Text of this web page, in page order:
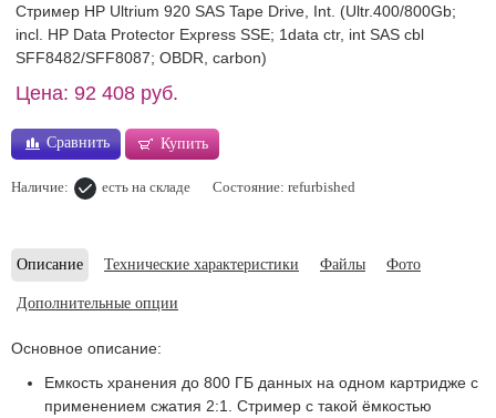
Стример HP Ultrium 920 SAS Tape Drive, Int. (Ultr.400/800Gb;
incl. HP Data Protector Express SSE; 1data ctr, int SAS cbl
SFF8482/SFF8087; OBDR, carbon)
Цена: 92 408 руб.
Сравнить Купить
Наличие: есть на складе Состояние: refurbished
Описание Технические характеристики Файлы Фото
Дополнительные опции
Основное описание:
Емкость хранения до 800 ГБ данных на одном картридже с
применением сжатия 2:1. Стример с такой ёмкостью